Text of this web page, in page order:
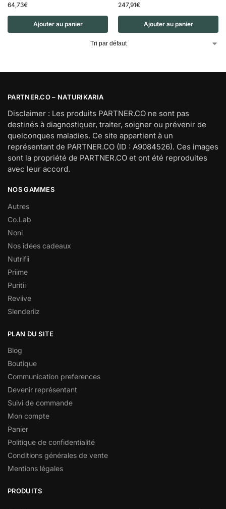
64,73€
Ajouter au panier
247,91€
Ajouter au panier
PARTNER.CO – NATURIKARIA
Disclaimer : Les produits PARTNER.CO ne sont pas
destinés à diagnostiquer, traiter, soigner ou prévenir de
quelconques maladies. Ce site appartient à un
représentant de PARTNER.CO (ID : A9084526). Ces images
sont la propriété de PARTNER.CO et ont été reproduites
avec leur accord.
NOS GAMMES
Autres
Co.Lab
Noni
Nos idées cadeaux
Nutrifii
Priime
Puritii
Reviive
Slenderiiz
PLAN DU SITE
Blog
Boutique
Communication preferences
Devenir représentant
Suivi de commande
Mon compte
Panier
Politique de confidentialité
Conditions générales de vente
Mentions légales
PRODUITS